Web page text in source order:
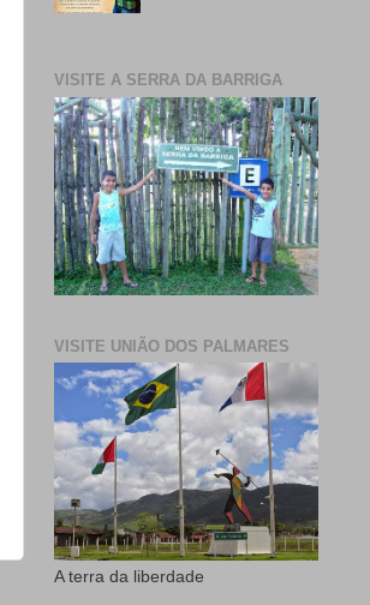
VISITE A SERRA DA BARRIGA
VISITE UNIÃO DOS PALMARES
A terra da liberdade